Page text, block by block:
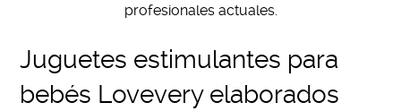
profesionales actuales.
Juguetes estimulantes para
bebés Lovevery elaborados